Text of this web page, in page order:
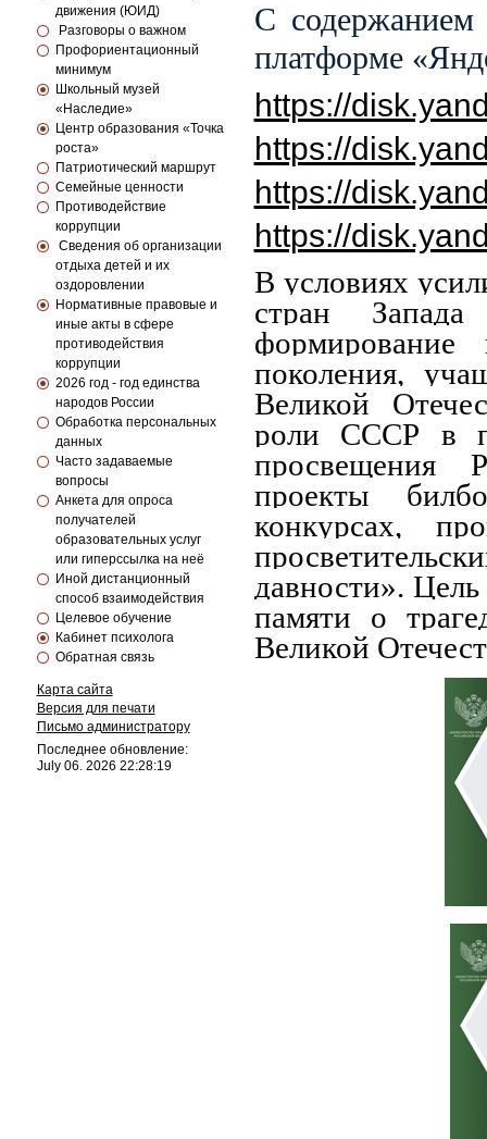
движения (ЮИД)
Разговоры о важном
Профориентационный
минимум
Школьный музей
«Наследие»
Центр образования «Точка
роста»
Патриотический маршрут
Семейные ценности
Противодействие
коррупции
Сведения об организации
отдыха детей и их
оздоровлении
Нормативные правовые и
иные акты в сфере
противодействия
коррупции
2026 год - год единства
народов России
Обработка персональных
данных
Часто задаваемые
вопросы
Анкета для опроса
получателей
образовательных услуг
или гиперссылка на неё
Иной дистанционный
способ взаимодействия
Целевое обучение
Кабинет психолога
Обратная связь
Карта сайта
Версия для печати
Письмо администратору
Последнее обновление:
July 06. 2026 22:28:19
С содержанием
платформе
https://
https://
https://
https://
В условиях
стран
формирование
поколения,
Великой
роли СССР в
просвещения
проекты
конкурсах,
давности».
памяти о
Великой